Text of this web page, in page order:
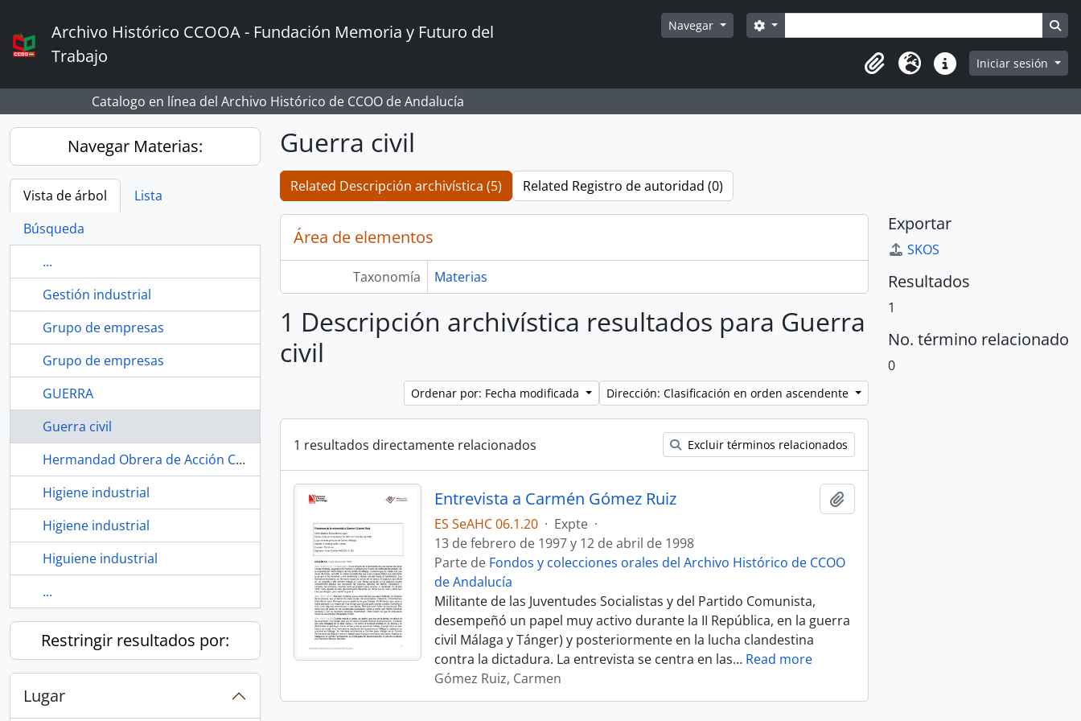
Archivo Histórico CCOOA - Fundación Memoria y Futuro del
Trabajo
Navegar Búsqueda
Search options
Portapapeles
Idioma Enlaces rápidos
Iniciar sesión
Catalogo en línea del Archivo Histórico de CCOO de Andalucía
Navegar Materias:
Vista de árbol
Lista
Búsqueda
...
Gestión industrial
Grupo de empresas
Grupo de empresas
GUERRA
Guerra civil
Hermandad Obrera de Acción Católica (HOAC)
Higiene industrial
Higiene industrial
Higuiene industrial
...
Restringir resultados por:
Lugar
Guerra civil
Related Descripción archivística (5) Related Registro de autoridad (0)
Área de elementos
Taxonomía Materias
1 Descripción archivística resultados para Guerra
civil
Ordenar por: Fecha modificada Dirección: Clasificación en orden ascendente
1 resultados directamente relacionados Excluir términos relacionados
Entrevista a Carmén Gómez Ruiz
ES SeAHC 06.1.20 · Expte ·
13 de febrero de 1997 y 12 de abril de 1998
Parte de Fondos y colecciones orales del Archivo Histórico de CCOO
de Andalucía
Militante de las Juventudes Socialistas y del Partido Comunista,
desempeñó un papel muy activo durante la II República, en la guerra
civil Málaga y Tánger) y posteriormente en la lucha clandestina
contra la dictadura. La entrevista se centra en las… Read more
Gómez Ruiz, Carmen
Exportar
SKOS
Resultados
1
No. término relacionado
0